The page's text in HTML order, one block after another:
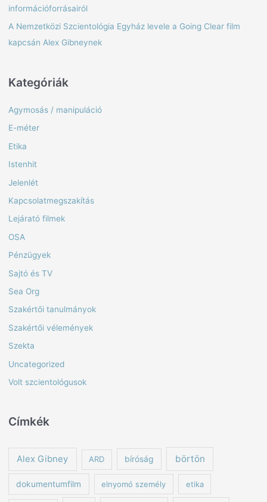
r
:
információforrásairól
A Nemzetközi Szcientológia Egyház levele a Going Clear film
kapcsán Alex Gibneynek
Kategóriák
Agymosás / manipuláció
E-méter
Etika
Istenhit
Jelenlét
Kapcsolatmegszakítás
Lejárató filmek
OSA
Pénzügyek
Sajtó és TV
Sea Org
Szakértői tanulmányok
Szakértői vélemények
Szekta
Uncategorized
Volt szcientológusok
Címkék
Alex Gibney ARD bíróság börtön
dokumentumfilm elnyomó személy etika